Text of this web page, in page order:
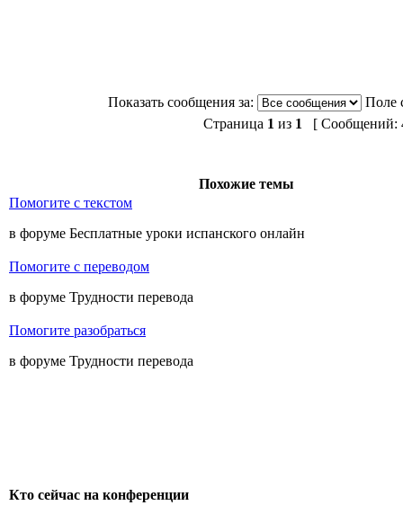
Показать сообщения за:
Поле
Страница 1 из 1 [ Сообщений:
Похожие темы
Помогите с текстом
в форуме Бесплатные уроки испанского онлайн
Помогите с переводом
в форуме Трудности перевода
Помогите разобраться
в форуме Трудности перевода
Кто сейчас на конференции